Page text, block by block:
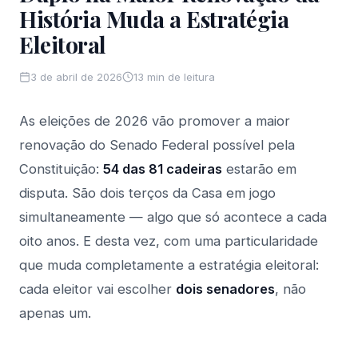
História Muda a Estratégia
Eleitoral
3 de abril de 2026 13 min de leitura
As eleições de 2026 vão promover a maior
renovação do Senado Federal possível pela
Constituição: 54 das 81 cadeiras estarão em
disputa. São dois terços da Casa em jogo
simultaneamente — algo que só acontece a cada
oito anos. E desta vez, com uma particularidade
que muda completamente a estratégia eleitoral:
cada eleitor vai escolher dois senadores, não
apenas um.